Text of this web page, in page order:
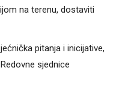
na terenu, dostaviti
pitanja i inicijative,
sjednice